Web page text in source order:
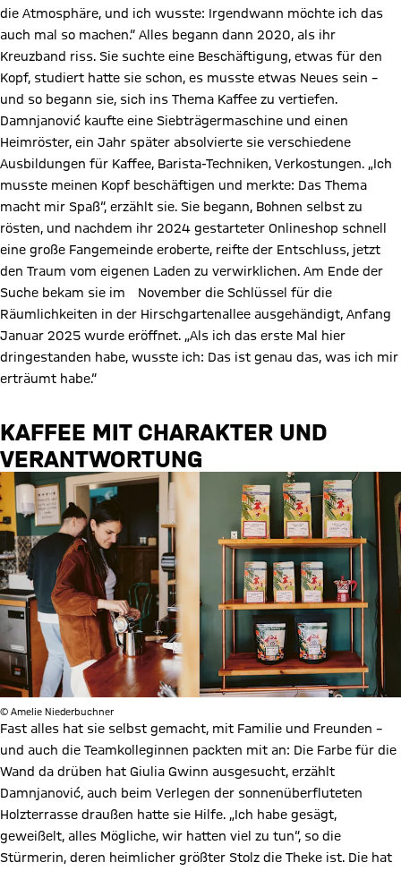
die Atmosphäre, und ich wusste: Irgendwann möchte ich das
auch mal so machen.“ Alles begann dann 2020, als ihr
Kreuzband riss. Sie suchte eine Beschäftigung, etwas für den
Kopf, studiert hatte sie schon, es musste etwas Neues sein –
und so begann sie, sich ins Thema Kaffee zu vertiefen.
Damnjanović kaufte eine Siebträgermaschine und einen
Heimröster, ein Jahr später absolvierte sie verschiedene
Ausbildungen für Kaffee, Barista-Techniken, Verkostungen. „Ich
musste meinen Kopf beschäftigen und merkte: Das Thema
macht mir Spaß“, erzählt sie. Sie begann, Bohnen selbst zu
rösten, und nachdem ihr 2024 gestarteter Onlineshop schnell
eine große Fangemeinde eroberte, reifte der Entschluss, jetzt
den Traum vom eigenen Laden zu verwirklichen. Am Ende der
Suche bekam sie im November die Schlüssel für die
Räumlichkeiten in der Hirschgartenallee ausgehändigt, Anfang
Januar 2025 wurde eröffnet. „Als ich das erste Mal hier
dringestanden habe, wusste ich: Das ist genau das, was ich mir
erträumt habe.“
KAFFEE MIT CHARAKTER UND
VERANTWORTUNG
© Amelie Niederbuchner
Fast alles hat sie selbst gemacht, mit Familie und Freunden –
und auch die Teamkolleginnen packten mit an: Die Farbe für die
Wand da drüben hat Giulia Gwinn ausgesucht, erzählt
Damnjanović, auch beim Verlegen der sonnenüberfluteten
Holzterrasse draußen hatte sie Hilfe. „Ich habe gesägt,
geweißelt, alles Mögliche, wir hatten viel zu tun“, so die
Stürmerin, deren heimlicher größter Stolz die Theke ist. Die hat